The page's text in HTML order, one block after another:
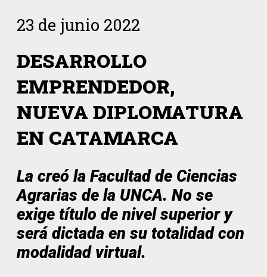
23 de junio 2022
DESARROLLO
EMPRENDEDOR,
NUEVA DIPLOMATURA
EN CATAMARCA
La creó la Facultad de Ciencias
Agrarias de la UNCA. No se
exige título de nivel superior y
será dictada en su totalidad con
modalidad virtual.